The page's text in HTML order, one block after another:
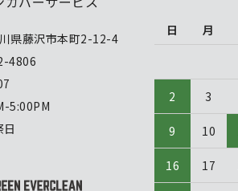
県藤沢市本町2-12-4
4806
5:00PM
日 月
2 3
9 10
16 17